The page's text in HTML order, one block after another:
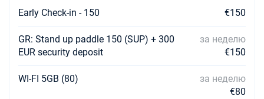
13/02/2027 - 20/02/2027 €1316
20/02/2027 - 27/02/2027 €1316
Забронировать
27/02/2027 - 06/03/2027 €1316
Early Check-in - 150 €150
GR: Stand up paddle 150 (SUP) + 300
EUR security deposit
за неделю
€150
WI-FI 5GB (80)
за неделю
€80